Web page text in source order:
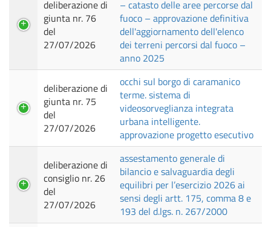
deliberazione di
giunta nr. 76
del
27/07/2026
– catasto delle aree percorse dal
fuoco – approvazione definitiva
dell'aggiornamento dell'elenco
dei terreni percorsi dal fuoco –
anno 2025
deliberazione di
giunta nr. 75
del
27/07/2026
occhi sul borgo di caramanico
terme. sistema di
videosorveglianza integrata
urbana intelligente.
approvazione progetto esecutivo
deliberazione di
consiglio nr. 26
del
27/07/2026
assestamento generale di
bilancio e salvaguardia degli
equilibri per l’esercizio 2026 ai
sensi degli artt. 175, comma 8 e
193 del d.lgs. n. 267/2000